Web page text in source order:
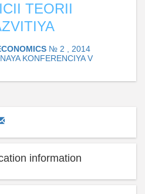
TEORII
№ 2 , 2014
KONFERENCIYA V
information